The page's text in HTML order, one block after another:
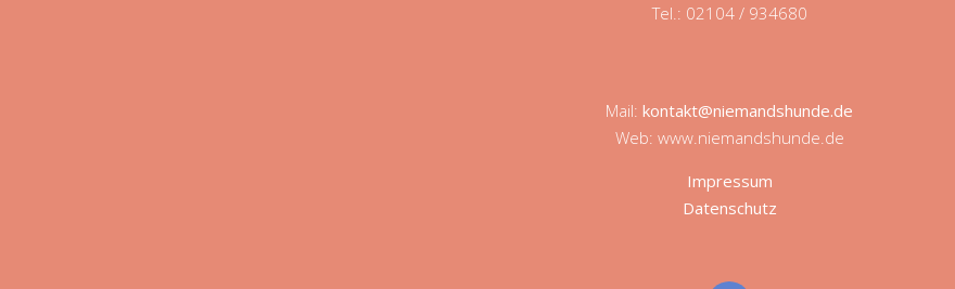
Tel.: 02104 / 934680
Mail: kontakt@niemandshunde.de
Web: www.niemandshunde.de
Impressum
Datenschutz